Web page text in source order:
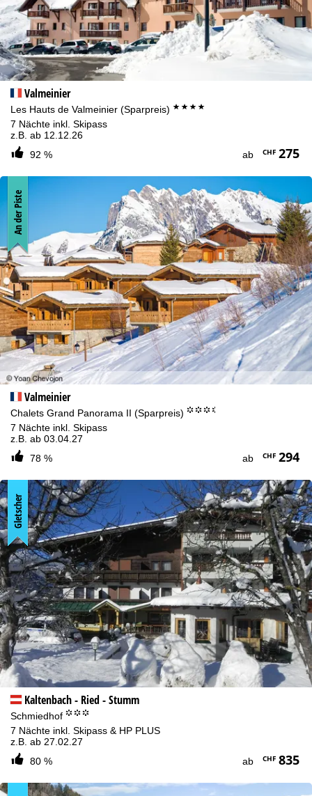
Valmeinier
Les Hauts de Valmeinier (Sparpreis) ****
7 Nächte inkl. Skipass
z.B. ab 12.12.26
92 %
ab CHF275
Valmeinier
Chalets Grand Panorama II (Sparpreis) °°°.
7 Nächte inkl. Skipass
z.B. ab 03.04.27
78 %
ab CHF294
An der Piste
Kaltenbach - Ried - Stumm
Schmiedhof °°°
7 Nächte inkl. Skipass & HP PLUS
z.B. ab 27.02.27
80 %
ab CHF835
Gletscher